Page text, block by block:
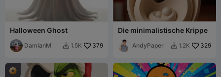
Halloween Ghost
DamianM  1.5K 379
Die minimalistische Krippe
AndyPaper  1.2K 329